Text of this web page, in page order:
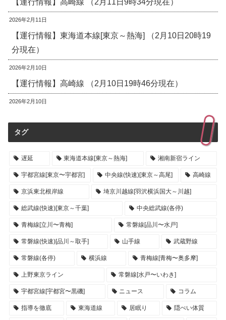
【運行情報】高崎線 （2月11日9時34分現在）
2026年2月11日
【運行情報】東海道本線[東京～熱海] （2月10日20時19
分現在）
2026年2月10日
【運行情報】高崎線 （2月10日19時46分現在）
2026年2月10日
タグ
遅延 東海道本線[東京～熱海] 湘南新宿ライン
宇都宮線[東京〜宇都宮] 中央線(快速)[東京～高尾] 高崎線
京浜東北根岸線 埼京川越線[羽沢横浜国大～川越]
総武線(快速)[東京～千葉] 中央総武線(各停)
青梅線[立川〜青梅] 常磐線[品川〜水戸]
常磐線(快速)[品川～取手] 山手線 武蔵野線
常磐線(各停) 横浜線 青梅線[青梅〜奥多摩]
上野東京ライン 常磐線[水戸〜いわき]
宇都宮線[宇都宮〜黒磯] ニュース コラム
指導を徹底 東海道線 居眠り 隠ぺい体質